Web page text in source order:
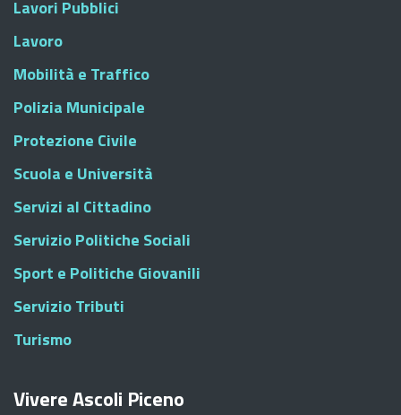
Lavori Pubblici
Lavoro
Mobilità e Traffico
Polizia Municipale
Protezione Civile
Scuola e Università
Servizi al Cittadino
Servizio Politiche Sociali
Sport e Politiche Giovanili
Servizio Tributi
Turismo
Vivere Ascoli Piceno